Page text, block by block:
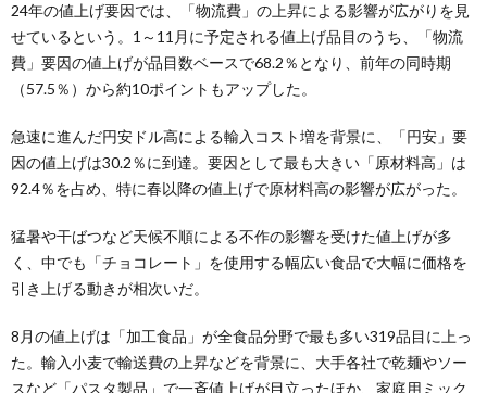
24年の値上げ要因では、「物流費」の上昇による影響が広がりを見
せているという。1～11月に予定される値上げ品目のうち、「物流
費」要因の値上げが品目数ベースで68.2％となり、前年の同時期
（57.5％）から約10ポイントもアップした。
急速に進んだ円安ドル高による輸入コスト増を背景に、「円安」要
因の値上げは30.2％に到達。要因として最も大きい「原材料高」は
92.4％を占め、特に春以降の値上げで原材料高の影響が広がった。
猛暑や干ばつなど天候不順による不作の影響を受けた値上げが多
く、中でも「チョコレート」を使用する幅広い食品で大幅に価格を
引き上げる動きが相次いだ。
8月の値上げは「加工食品」が全食品分野で最も多い319品目に上っ
た。輸入小麦で輸送費の上昇などを背景に、大手各社で乾麺やソー
スなど「パスタ製品」で一斉値上げが目立ったほか、家庭用ミック